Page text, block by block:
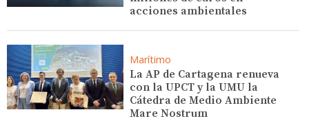
acciones ambientales
Marítimo
La AP de Cartagena renueva
con la UPCT y la UMU la
Cátedra de Medio Ambiente
Mare Nostrum